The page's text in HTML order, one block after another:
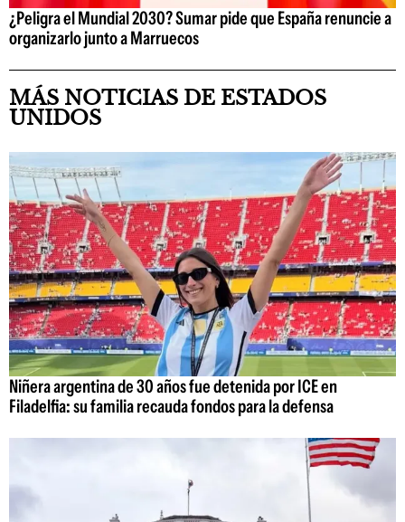
¿Peligra el Mundial 2030? Sumar pide que España renuncie a
organizarlo junto a Marruecos
MÁS NOTICIAS DE ESTADOS
UNIDOS
Niñera argentina de 30 años fue detenida por ICE en
Filadelfia: su familia recauda fondos para la defensa